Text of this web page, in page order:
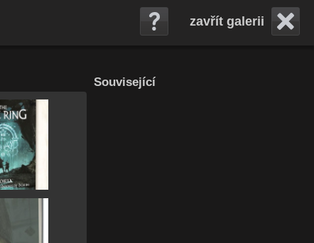
zavřít galerii
Související